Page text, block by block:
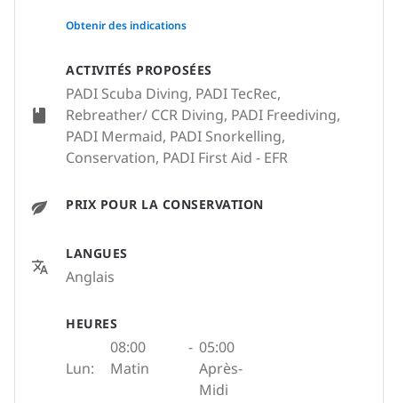
ACTIVITÉS PROPOSÉES
PADI Scuba Diving, PADI TecRec,
Rebreather/ CCR Diving, PADI Freediving,
PADI Mermaid, PADI Snorkelling,
Conservation, PADI First Aid - EFR
PRIX POUR LA CONSERVATION
LANGUES
Anglais
HEURES
Lun:
08:00
Matin
- 05:00
Après-
Midi
None
Obtenir des indications